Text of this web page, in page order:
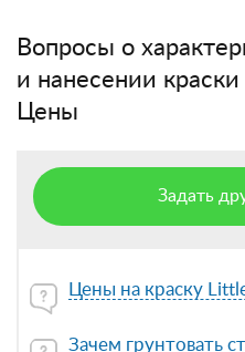
Вопросы о
и нанесении
Цены
Задать
Цены на краску
Зачем грунтовать